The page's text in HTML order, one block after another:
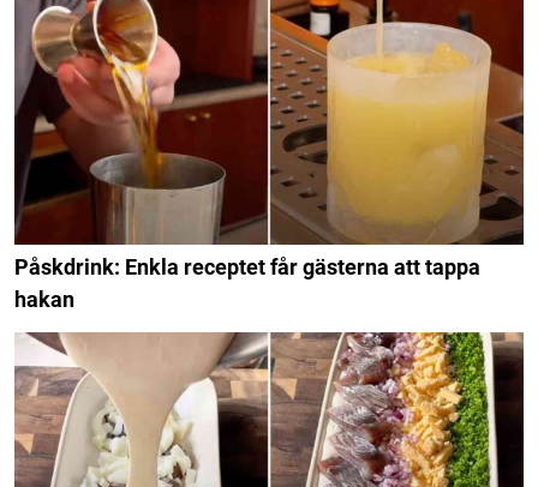
Påskdrink: Enkla receptet får gästerna att tappa
hakan